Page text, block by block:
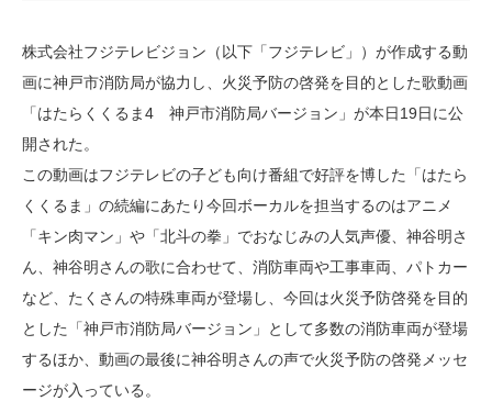
株式会社フジテレビジョン（以下「フジテレビ」）が作成する動
画に神戸市消防局が協力し、火災予防の啓発を目的とした歌動画
「はたらくくるま4 神戸市消防局バージョン」が本日19日に公
開された。
この動画はフジテレビの子ども向け番組で好評を博した「はたら
くくるま」の続編にあたり今回ボーカルを担当するのはアニメ
「キン肉マン」や「北斗の拳」でおなじみの人気声優、神谷明さ
ん、神谷明さんの歌に合わせて、消防車両や工事車両、パトカー
など、たくさんの特殊車両が登場し、今回は火災予防啓発を目的
とした「神戸市消防局バージョン」として多数の消防車両が登場
するほか、動画の最後に神谷明さんの声で火災予防の啓発メッセ
ージが入っている。